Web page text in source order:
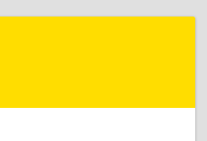
Респ, Чистопольский р-н,